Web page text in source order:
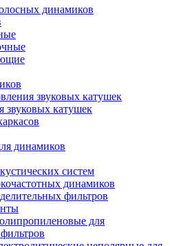
динамиков
звуковых катушек
звуковых катушек
динамиков
систем
динамиков
фильтров
для